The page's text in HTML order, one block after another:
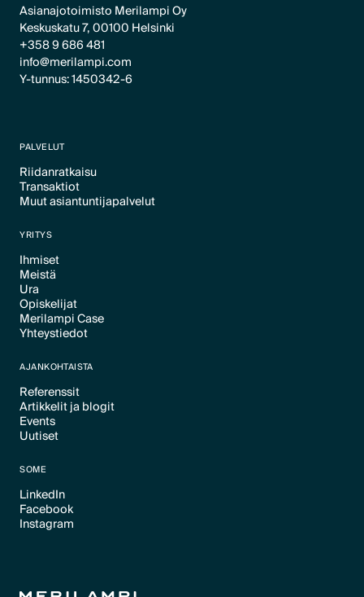
Asianajotoimisto Merilampi Oy
Keskuskatu 7, 00100 Helsinki
+358 9 686 481
info@merilampi.com
Y-tunnus: 1450342-6
PALVELUT
Riidanratkaisu
Text Link
Transaktiot
Text Link
Muut asiantuntijapalvelut
YRITYS
Ihmiset
Text Link
Meistä
Text Link
Ura
Text Link
Opiskelijat
Text Link
Merilampi Case
Text Link
Yhteystiedot
AJANKOHTAISTA
Referenssit
Text Link
Artikkelit ja blogit
Text Link
Events
Text Link
Uutiset
SOME
LinkedIn
Text Link
Facebook
Text Link
Instagram